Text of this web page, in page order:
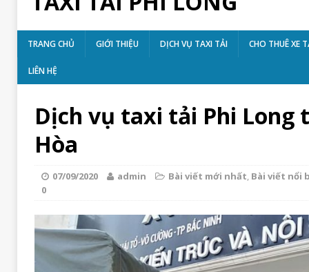
TRANG CHỦ GIỚI THIỆU DỊCH VỤ TAXI TẢI CHO THUÊ XE
LIÊN HỆ
Dịch vụ taxi tải Phi Long
Hòa
07/09/2020 admin Bài viết mới nhất, Bài viết nổi
0